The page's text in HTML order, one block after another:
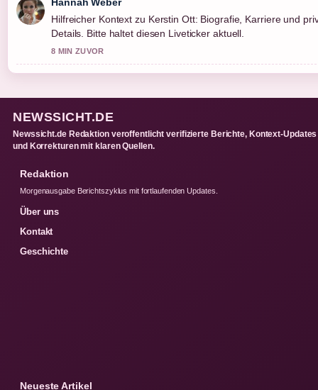
Hilfreicher Kontext zu Kerstin Ott: Biografie, Karriere und
Details. Bitte haltet diesen Liveticker aktuell.
8 MIN ZUVOR
NEWSSICHT.DE
Newssicht.de Redaktion veroffentlicht verifizierte Berichte, Kontext-Updates
und Korrekturen mit klaren Quellen.
Redaktion
Morgenausgabe Berichtszyklus mit fortlaufenden Updates.
Über uns
Kontakt
Geschichte
Neueste Artikel